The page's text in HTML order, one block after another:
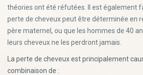
théories ont été réfutées. Il est également
perte de cheveux peut être déterminée en
père maternel, ou que les hommes de 40
leurs cheveux ne les perdront jamais.
La perte de cheveux est principalement
combinaison de :